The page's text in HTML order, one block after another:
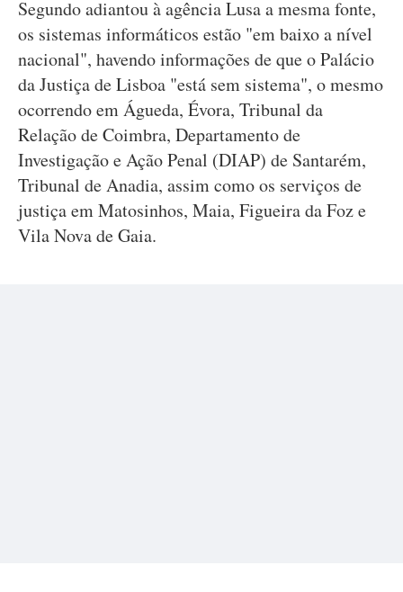
Segundo adiantou à agência Lusa a mesma fonte,
os sistemas informáticos estão "em baixo a nível
nacional", havendo informações de que o Palácio
da Justiça de Lisboa "está sem sistema", o mesmo
ocorrendo em Águeda, Évora, Tribunal da
Relação de Coimbra, Departamento de
Investigação e Ação Penal (DIAP) de Santarém,
Tribunal de Anadia, assim como os serviços de
justiça em Matosinhos, Maia, Figueira da Foz e
Vila Nova de Gaia.